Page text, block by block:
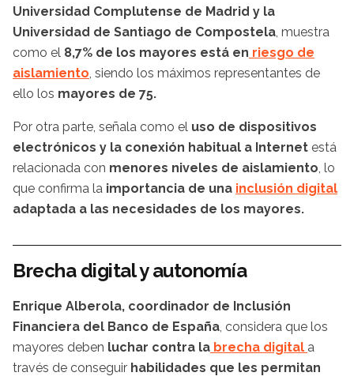
Universidad Complutense de Madrid y la
Universidad de Santiago de Compostela, muestra
como el 8,7% de los mayores está en riesgo de
aislamiento, siendo los máximos representantes de
ello los mayores de 75.
Por otra parte, señala como el uso de dispositivos
electrónicos y la conexión habitual a Internet está
relacionada con menores niveles de aislamiento, lo
que confirma la importancia de una inclusión digital
adaptada a las necesidades de los mayores.
Brecha digital y autonomía
Enrique Alberola, coordinador de Inclusión
Financiera del Banco de España, considera que los
mayores deben luchar contra la brecha digital a
través de conseguir habilidades que les permitan